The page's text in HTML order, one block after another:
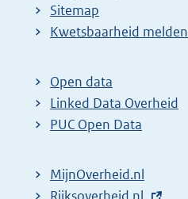
Sitemap
E
t
e
r
l
Kwetsbaarheid melden
Open data
Linked Data Overheid
PUC Open Data
MijnOverheid.nl